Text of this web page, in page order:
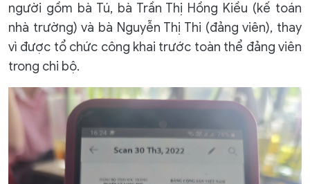
người gồm bà Tú, bà Trần Thị Hồng Kiều (kế toán
nhà trường) và bà Nguyễn Thị Thi (đảng viên), thay
vì được tổ chức công khai trước toàn thể đảng viên
trong chi bộ.